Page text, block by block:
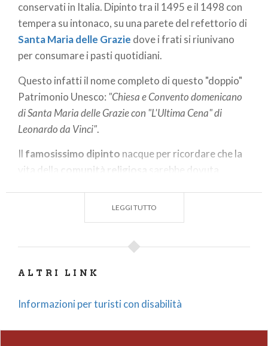
conservati in Italia. Dipinto tra il 1495 e il 1498 con
tempera su intonaco, su una parete del refettorio di
Santa Maria delle Grazie dove i frati si riunivano
per consumare i pasti quotidiani.
Questo infatti il nome completo di questo "doppio"
Patrimonio Unesco: "Chiesa e Convento domenicano
di Santa Maria delle Grazie con "L'Ultima Cena" di
Leonardo da Vinci".
Il famosissimo dipinto nacque per ricordare che la
vita della
comunità religiosa
sarebbe dovuta
Fu commissionato daLudovico Sforza
quell’epoca Duca di Milano, con l'intento di
disposizione di essere sepolto. Il tratto sapiente del
l'illusione che la stanza sia profonda e spaziosa. La
LEGGI TUTTO
ALTRI LINK
Informazioni per turisti con disabilità